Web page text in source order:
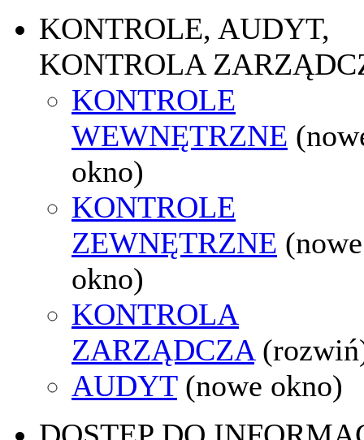
KONTROLE, AUDYT,
KONTROLA
KONTROLE
WEWNĘTRZNE
okno)
KONTROLE
ZEWNĘTRZNE (nowe
okno)
KONTROLA
ZARZĄDCZA
AUDYT (nowe okno)